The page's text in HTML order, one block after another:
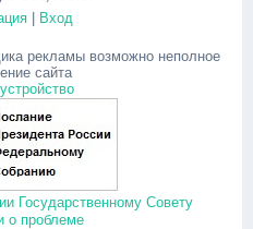
| Вход
рекламы возможно неполное
сайта